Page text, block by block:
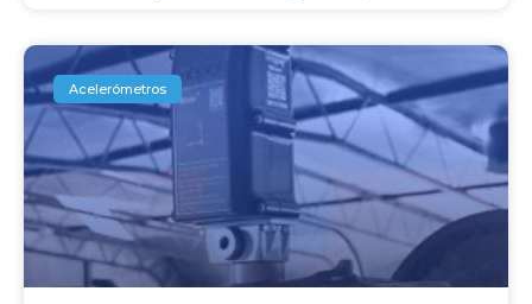
Acelerómetros